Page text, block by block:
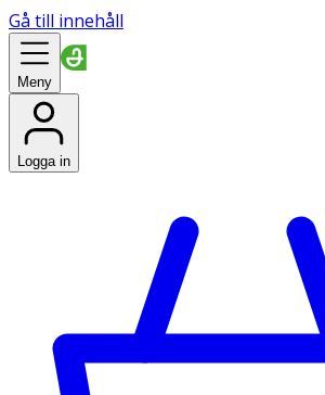
Gå till innehåll
Meny
Logga in